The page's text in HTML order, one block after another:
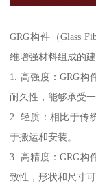
GRG构件（Glass
维增强材料组成的
1. 高强度：GRG构
耐久性，能够承受
2. 轻质：相比于传
于搬运和安装。
3. 高精度：GRG构
致性，形状和尺寸